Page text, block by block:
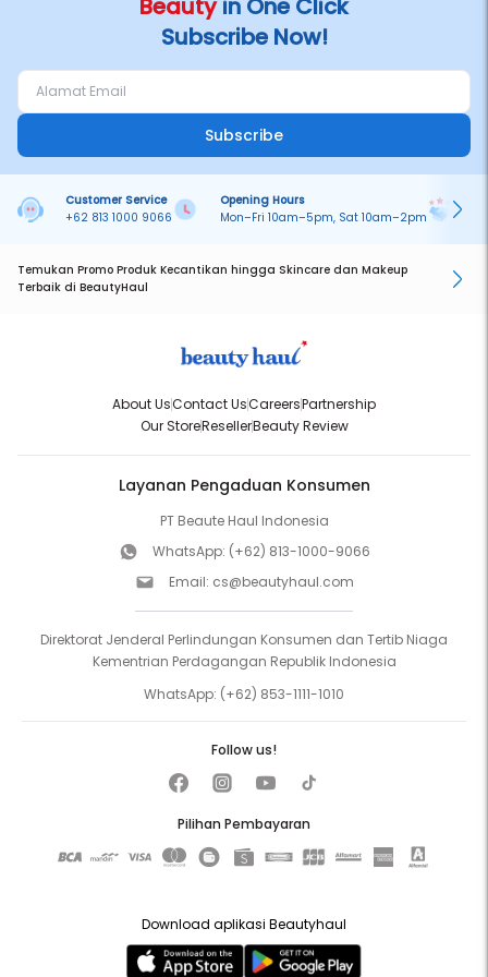
NO. BPOM :NA18201000529
NO. HALAL LPPOM: 00150097170719"
Beautyin One Click
Subscribe Now!
Subscribe
Customer Service
+62 813 1000 9066
Opening Hours
Mon–Fri 10am–5pm, Sat 10am–2pm
Temukan Promo Produk Kecantikan hingga Skincare dan Makeup
Terbaik di BeautyHaul
About UsContact UsCareersPartnership
Our StoreResellerBeauty Review
Layanan Pengaduan Konsumen
PT Beaute Haul Indonesia
WhatsApp: (+62) 813-1000-9066
Email: cs@beautyhaul.com
Direktorat Jenderal Perlindungan Konsumen dan Tertib Niaga
Kementrian Perdagangan Republik Indonesia
WhatsApp: (+62) 853-1111-1010
Pilihan Pembayaran
Follow us!
Download aplikasi Beautyhaul